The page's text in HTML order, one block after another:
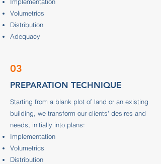
Volumetrics
Distribution
Adequacy
03
PREPARATION TECHNIQUE
Starting from a blank plot of land or an existing
building, we transform our clients' desires and
needs, initially into plans:
Implementation
Volumetrics
Distribution